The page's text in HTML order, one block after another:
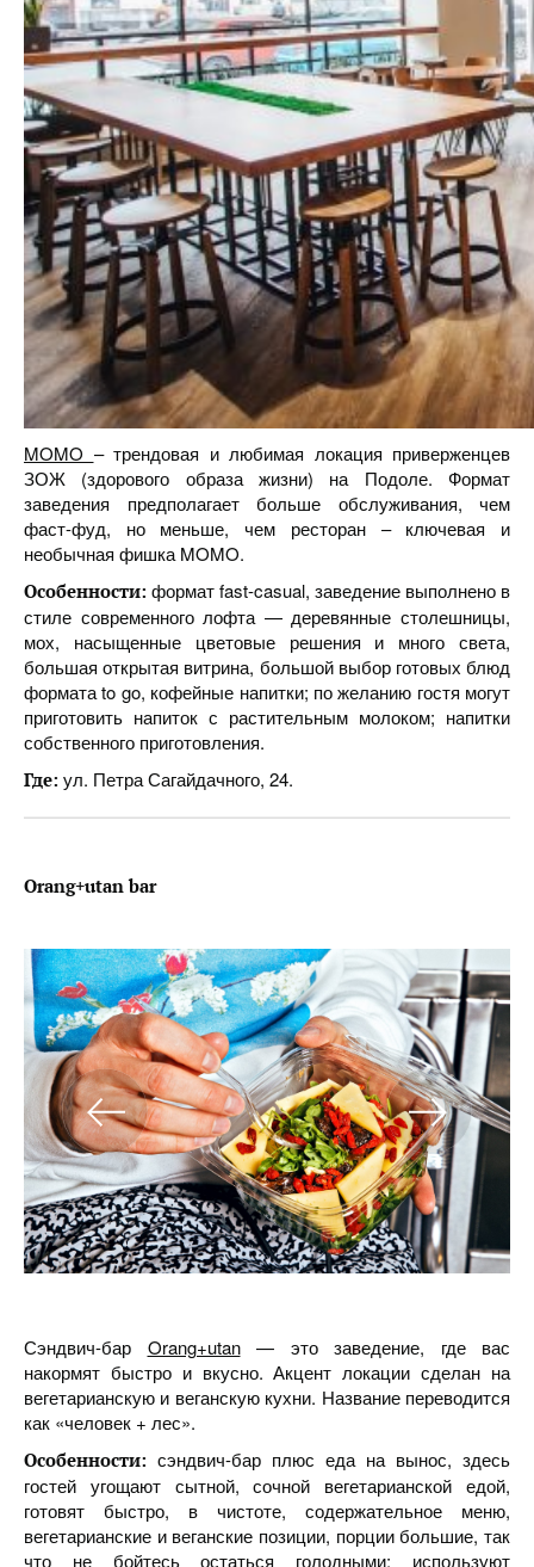
MOMO – трендовая и любимая локация приверженцев
ЗОЖ (здорового образа жизни) на Подоле. Формат
заведения предполагает больше обслуживания, чем
фаст-фуд, но меньше, чем ресторан – ключевая и
необычная фишка MOMO.
Особенности: формат fast-casual, заведение выполнено в
стиле современного лофта — деревянные столешницы,
мох, насыщенные цветовые решения и много света,
большая открытая витрина, большой выбор готовых блюд
формата to go, кофейные напитки; по желанию гостя могут
приготовить напиток с растительным молоком; напитки
собственного приготовления.
Где: ул. Петра Сагайдачного, 24.
Orang+utan bar
Сэндвич-бар Orang+utan— это заведение, где вас
накормят быстро и вкусно. Акцент локации сделан на
вегетарианскую и веганскую кухни. Название переводится
как «человек + лес».
Особенности: сэндвич-бар плюс еда на вынос, здесь
гостей угощают сытной, сочной вегетарианской едой,
готовят быстро, в чистоте, содержательное меню,
вегетарианские и веганские позиции, порции большие, так
что не бойтесь остаться голодными; используют